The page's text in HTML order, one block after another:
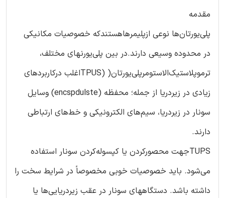
مقدمه
پلی‌یورتان‌ها نوعی ازپلیمرهاهستندکه خصوصیات مکانیکی
در محدوده وسیعی دارند.در بین پلی‌یورنهای مختلف،
ترموپلاستیک‌الاستومرپلی‌یورتان( (TPUSاغلب درکاربردهای
زیادی در زیردریا از جمله؛ محفظه (encspdulste) وسایل
سونار در زیردریا، سیم‌های الکترونیکی و خط‌های ارتباطی
دارند.
TUPSجهت محصورکردن یا کپسوله‌کردن سونار استفاده
می‌شود. باید خصوصیات خوبی مخصوصاً در شرایط سخت را
داشته باشد. دستگاههای سونار در عقب زیردریایی‌ها یا